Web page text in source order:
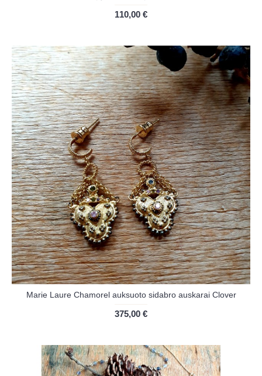
110,00 €
Marie Laure Chamorel auksuoto sidabro auskarai Clover
375,00 €